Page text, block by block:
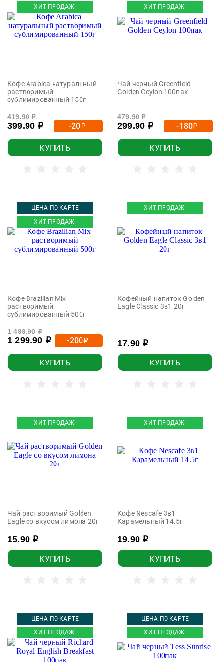
ХИТ ПРОДАЖ!
Кофе Arabica натуральный
растворимый
сублимированный 150г
419.90 р
399.90 р -20р
КУПИТЬ
ХИТ ПРОДАЖ!
Чай черный Greenfield
Golden Ceylon 100пак
479.90 р
299.90 р -180р
КУПИТЬ
ЦЕНА ПО КАРТЕ
ХИТ ПРОДАЖ!
Кофе Brazilian Mix
растворимый
сублимированный 500г
1 499.90 р
1 299.90 р -200р
КУПИТЬ
ХИТ ПРОДАЖ!
Кофейный напиток Golden
Eagle Classic 3в1 20г
17.90 р
КУПИТЬ
ХИТ ПРОДАЖ!
Чай растворимый Golden
Eagle со вкусом лимона 20г
15.90 р
КУПИТЬ
ХИТ ПРОДАЖ!
Кофе Nescafe 3в1
Карамельный 14.5г
19.90 р
КУПИТЬ
ЦЕНА ПО КАРТЕ
ХИТ ПРОДАЖ!
ЦЕНА ПО КАРТЕ
ХИТ ПРОДАЖ!